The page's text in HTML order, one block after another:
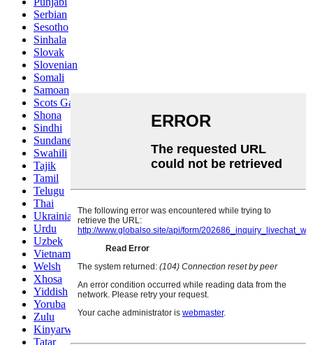
Serbian
Sesotho
Sinhala
Slovak
Slovenian
Somali
Samoan
Scots Gaelic
Shona
Sindhi
Sundanese
Swahili
Tajik
Tamil
Telugu
Thai
Ukrainian
Urdu
Uzbek
Vietnamese
Welsh
Xhosa
Yiddish
Yoruba
Zulu
Kinyarwanda
Tatar